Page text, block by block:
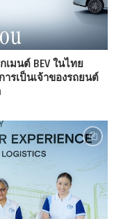
เมนต์ BEV ในไทย
รเป็นเจ้าของรถยนต์